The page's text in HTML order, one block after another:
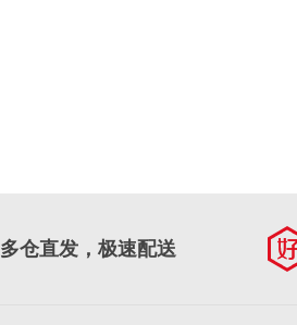
多仓直发，极速配送